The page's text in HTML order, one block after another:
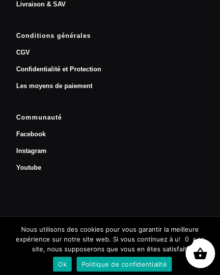
Livraison & SAV
Conditions générales
CGV
Confidentialité et Protection
Les moyens de paiement
Communauté
Facebook
Instagram
Youtube
BestDev grp © 2019 | Univers Orthopédie
Prendre un rendez-vous 0
Nous utilisons des cookies pour vous garantir la meilleure
expérience sur notre site web. Si vous continuez à utiliser ce
site, nous supposerons que vous en êtes satisfait.
Ok
Politique de confidentialité